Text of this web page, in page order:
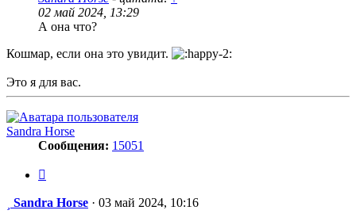
02 май 2024, 13:29
А она что?
Кошмар, если она это увидит.
Это я для вас.
Sandra Horse
Сообщения: 15051
Сообщение
Sandra Horse · 03 май 2024, 10:16